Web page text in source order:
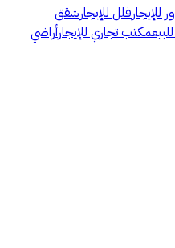
للإيجارفلل للإيجارشقق
مكتب تجاري للإيجارأراضي